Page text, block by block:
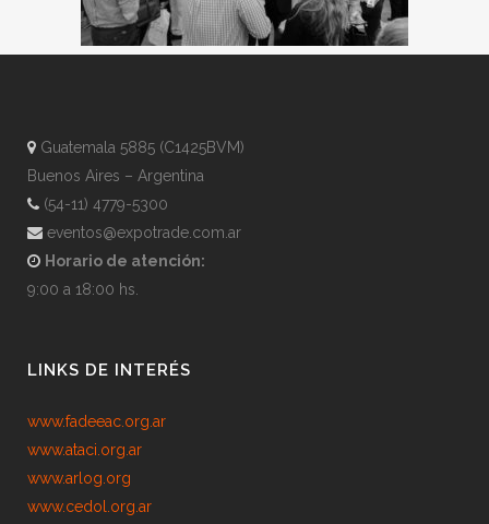
Guatemala 5885 (C1425BVM)
Buenos Aires – Argentina
(54-11) 4779-5300
eventos@expotrade.com.ar
Horario de atención:
9:00 a 18:00 hs.
LINKS DE INTERÉS
www.fadeeac.org.ar
www.ataci.org.ar
www.arlog.org
www.cedol.org.ar